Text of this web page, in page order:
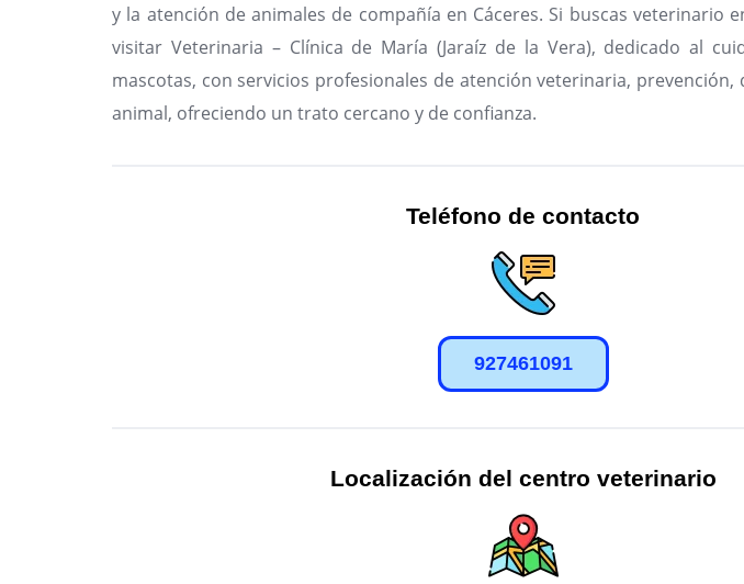
y la atención de animales de compañía en Cáceres. Si buscas veterinario
visitar Veterinaria – Clínica de María (Jaraíz de la Vera), dedicado al
mascotas, con servicios profesionales de atención veterinaria,
animal, ofreciendo un trato cercano y de confianza.
Teléfono de contacto
927461091
Localización del centro veterinario